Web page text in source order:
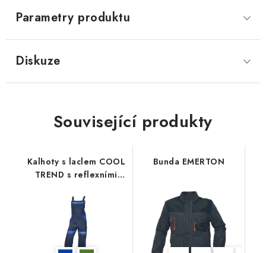
Parametry produktu
Diskuze
Související produkty
Kalhoty s laclem COOL
TREND s reflexními
Bunda EMERTON